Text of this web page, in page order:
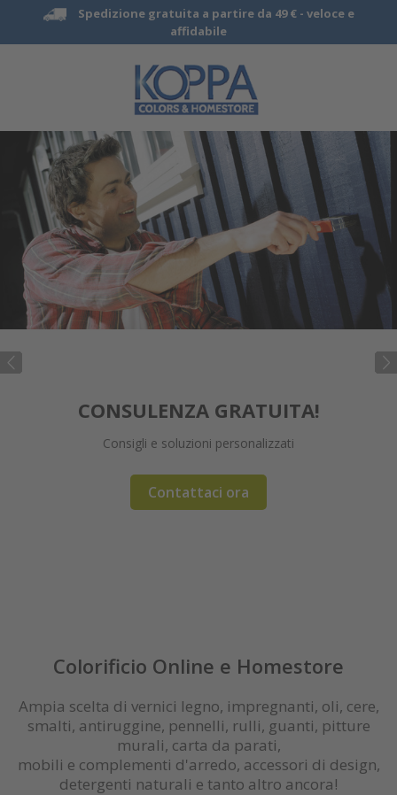
Spedizione gratuita a partire da 49 € - veloce e
affidabile
Maggiori informazioni
Approffita ora!
Finitura Extreme
Vernici superior
CONSULENZA GRATUITA!
Consigli e soluzioni personalizzati
Contattaci ora
Vernici a lunga durata
Ordina ora
Detergenti naturali
Rinnovo e restauro
Pitture e silicati
OUTLET
Le ultime tendenze e outlet!
Vernici spray innovativi
Pennelli e plafoni
Colorificio Online e Homestore
Ampia scelta di vernici legno, impregnanti, oli, cere,
smalti, antiruggine, pennelli, rulli, guanti, pitture
murali, carta da parati,
mobili e complementi d'arredo, accessori di design,
detergenti naturali e tanto altro ancora!